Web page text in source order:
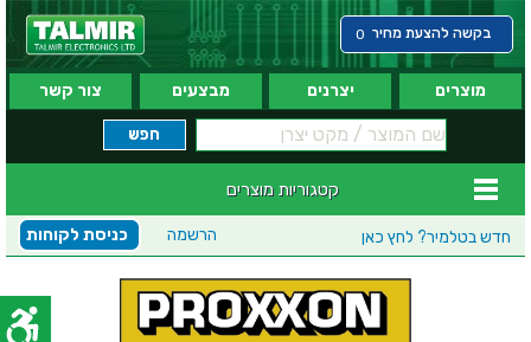
בקשה להצעת מחיר 0
מוצרים יצרנים מבצעים צור קשר
קטגוריות מוצרים
חדש בטלמיר? לחץ כאן כניסת לקוחות הרשמה